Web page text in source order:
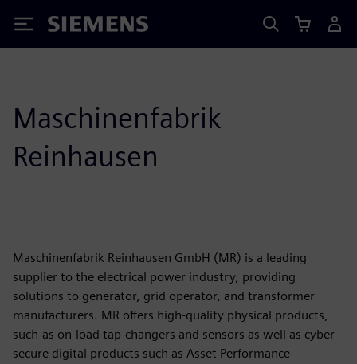
Siemens
Maschinenfabrik
Reinhausen
Maschinenfabrik Reinhausen GmbH (MR) is a leading
supplier to the electrical power industry, providing
solutions to generator, grid operator, and transformer
manufacturers. MR offers high-quality physical products,
such-as on-load tap-changers and sensors as well as cyber-
secure digital products such as Asset Performance